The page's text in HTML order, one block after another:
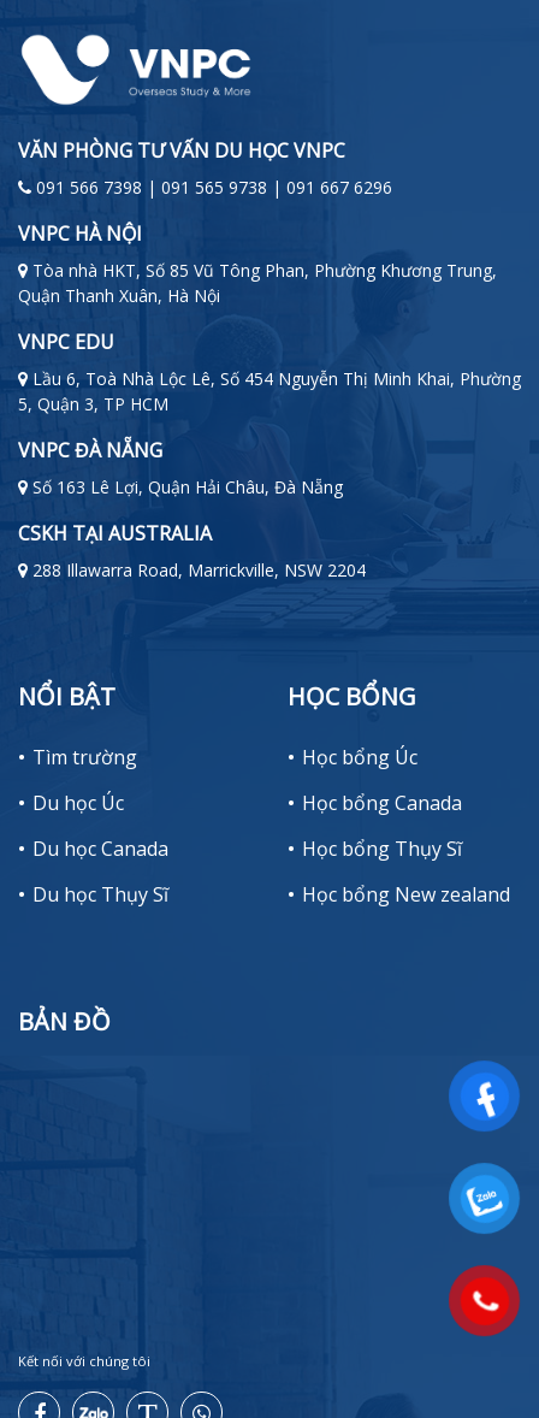
VĂN PHÒNG TƯ VẤN DU HỌC VNPC
091 566 7398 | 091 565 9738 | 091 667 6296
VNPC HÀ NỘI
Tòa nhà HKT, Số 85 Vũ Tông Phan, Phường Khương Trung,
Quận Thanh Xuân, Hà Nội
VNPC EDU
Lầu 6, Toà Nhà Lộc Lê, Số 454 Nguyễn Thị Minh Khai, Phường
5, Quận 3, TP HCM
VNPC ĐÀ NẴNG
Số 163 Lê Lợi, Quận Hải Châu, Đà Nẵng
CSKH TẠI AUSTRALIA
288 Illawarra Road, Marrickville, NSW 2204
NỔI BẬT
Tìm trường
Du học Úc
Du học Canada
Du học Thụy Sĩ
HỌC BỔNG
Học bổng Úc
Học bổng Canada
Học bổng Thụy Sĩ
Học bổng New zealand
BẢN ĐỒ
Kết nối với chúng tôi